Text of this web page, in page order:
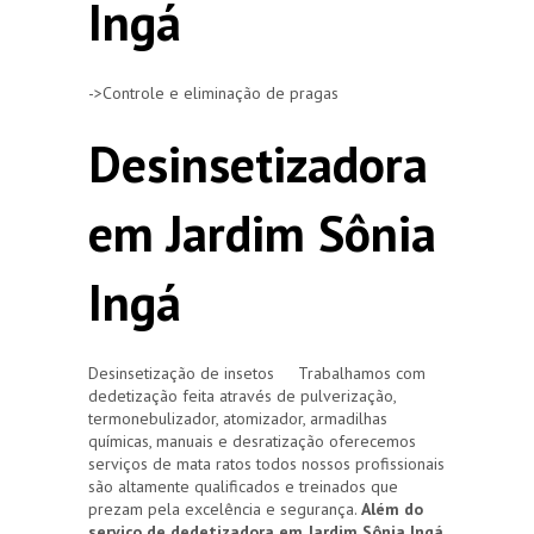
Ingá
->Controle e eliminação de pragas
Desinsetizadora
em Jardim Sônia
Ingá
Desinsetização de insetos Trabalhamos com
dedetização feita através de pulverização,
termonebulizador, atomizador, armadilhas
químicas, manuais e desratização oferecemos
serviços de mata ratos todos nossos profissionais
são altamente qualificados e treinados que
prezam pela excelência e segurança. Além do